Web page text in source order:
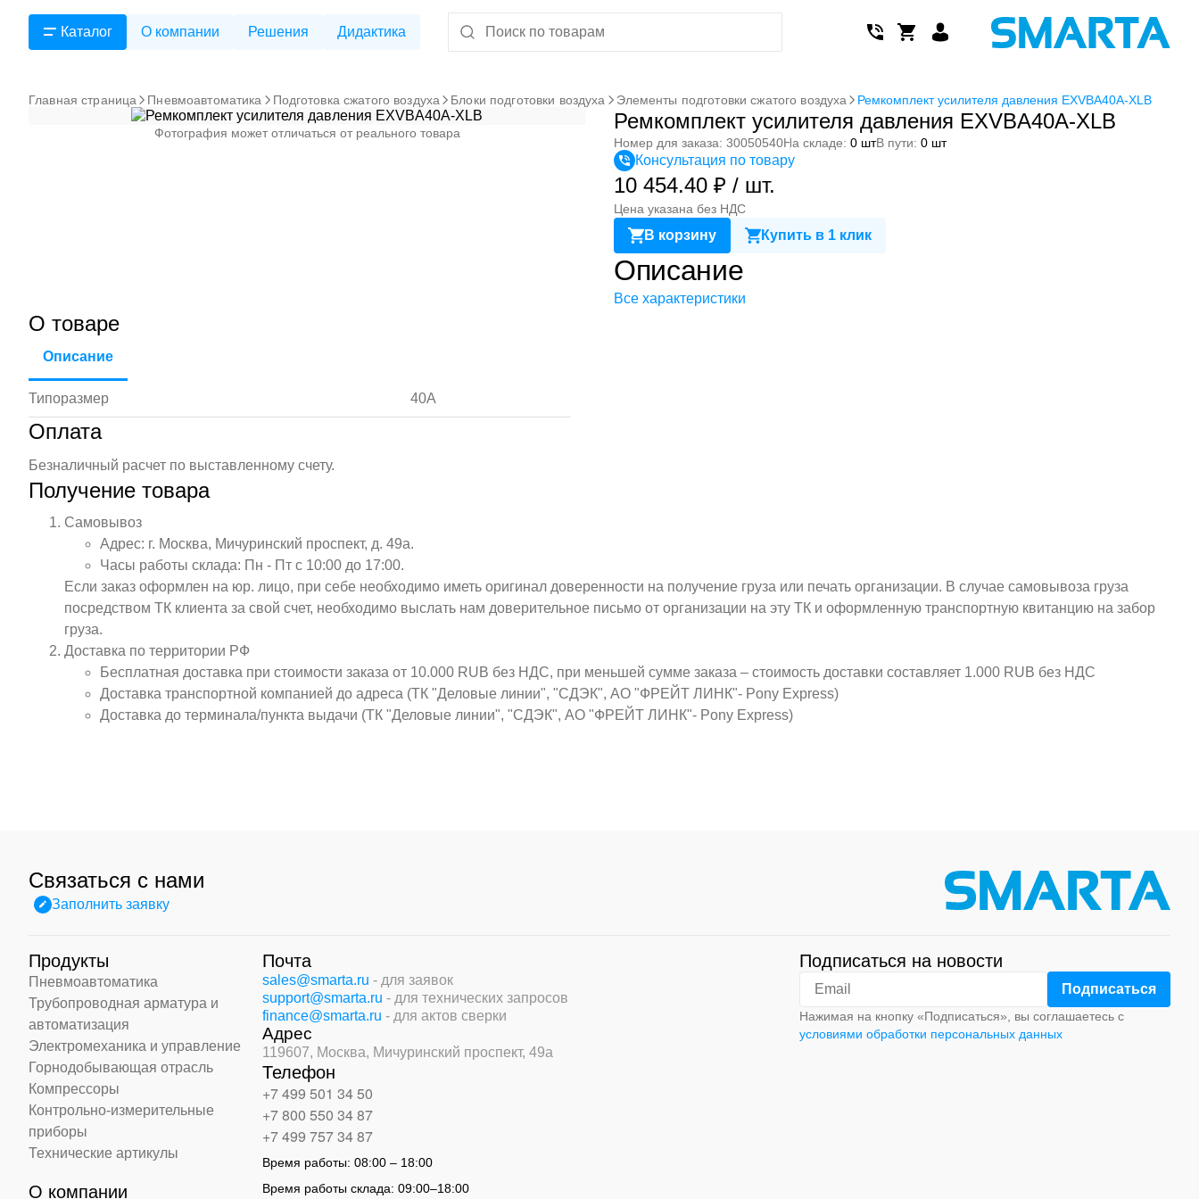
Каталог О компании Решения Дидактика
Главная страница Пневмоавтоматика Подготовка сжатого воздуха Блоки подготовки воздуха Элементы подготовки сжатого воздуха Ремкомплект усилителя давления EXVBA40A-XLB
Фотография может отличаться от реального товара Ремкомплект усилителя давления EXVBA40A-XLB
Номер для заказа: 30050540На складе: 0 штВ пути: 0 шт
Консультация по товару
10 454.40 ₽ / шт.
Цена указана без НДС
В корзину Купить в 1 клик
Описание
Все характеристики
О товаре
Описание
Типоразмер 40А
Оплата
Безналичный расчет по выставленному счету.
Получение товара
Самовывоз
Адрес: г. Москва, Мичуринский проспект, д. 49а.
Часы работы склада: Пн - Пт с 10:00 до 17:00.
Если заказ оформлен на юр. лицо, при себе необходимо иметь оригинал доверенности на получение груза или печать организации. В случае самовывоза груза
посредством ТК клиента за свой счет, необходимо выслать нам доверительное письмо от организации на эту ТК и оформленную транспортную квитанцию на забор
груза.
Доставка по территории РФ
Бесплатная доставка при стоимости заказа от 10.000 RUB без НДС, при меньшей сумме заказа – стоимость доставки составляет 1.000 RUB без НДС
Доставка транспортной компанией до адреса (ТК "Деловые линии", "СДЭК", АО "ФРЕЙТ ЛИНК"- Pony Express)
Доставка до терминала/пункта выдачи (ТК "Деловые линии", "СДЭК", АО "ФРЕЙТ ЛИНК"- Pony Express)
Связаться с нами
Заполнить заявку
Продукты
Пневмоавтоматика
Трубопроводная арматура и
автоматизация
Электромеханика и управление
Горнодобывающая отрасль
Компрессоры
Контрольно-измерительные
приборы
Технические артикулы
О компании
Почта
sales@smarta.ru - для заявок
support@smarta.ru - для технических запросов
finance@smarta.ru - для актов сверки
Адрес
119607, Москва, Мичуринский проспект, 49а
Телефон
+7 499 501 34 50
+7 800 550 34 87
+7 499 757 34 87
Время работы:08:00 – 18:00
Время работы склада:09:00–18:00
Подписаться на новости
Нажимая на кнопку «Подписаться», вы соглашаетесь с
условиями обработки персональных данных